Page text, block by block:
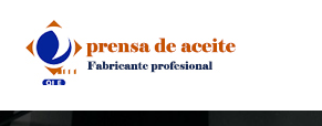
content